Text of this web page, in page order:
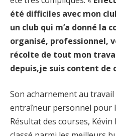
été difficiles avec mon
un club qui m’a donné la
organisé, professionnel,
récolte de tout mon
depuis,je suis content de
Son acharnement au
entraîneur personnel pour
Résultat des courses,